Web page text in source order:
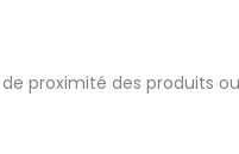
proximité des produits